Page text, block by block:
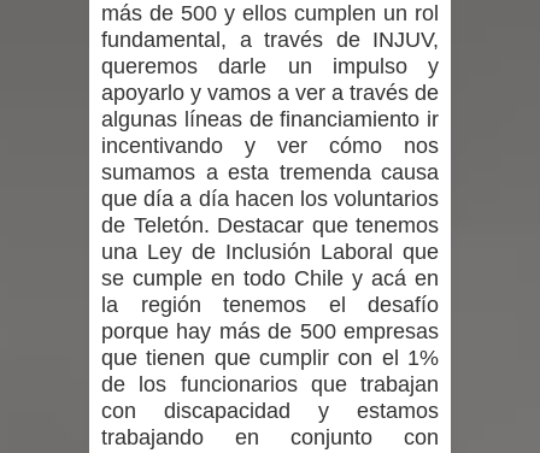
incentivos a usuarios de PRODESAL
de la provincia de Linares
Municipalidad de Curicó apuesta a la
innovación en tecnología educativa
con nuevas pantallas interactivas del
Colegio El Boldo
Municipalidad de Curicó inició
proceso de vacunación escolar
Se activa Código Azul en Talca ante
más de 500 y ellos cumplen un rol
fundamental, a través de INJUV,
queremos darle un impulso y
apoyarlo y vamos a ver a través de
algunas líneas de financiamiento ir
incentivando y ver cómo nos
sumamos a esta tremenda causa
que día a día hacen los voluntarios
de Teletón. Destacar que tenemos
una Ley de Inclusión Laboral que
se cumple en todo Chile y acá en
la región tenemos el desafío
porque hay más de 500 empresas
que tienen que cumplir con el 1%
de los funcionarios que trabajan
con discapacidad y estamos
trabajando en conjunto con